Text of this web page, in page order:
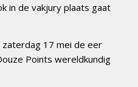
in de vakjury plaats gaat
17 mei de eer
Points wereldkundig